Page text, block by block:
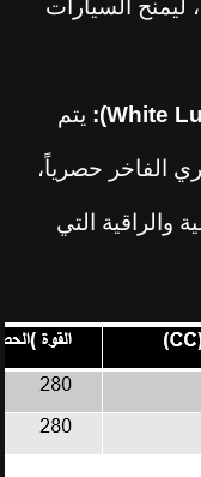
ليمنح السيارات
White
): يتم
الفاخر حصرياً،
والراقية التي